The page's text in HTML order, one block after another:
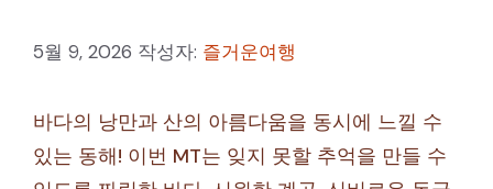
5월 9, 2026 작성자: 즐거운여행
바다의 낭만과 산의 아름다움을 동시에 느낄 수
있는 동해! 이번 MT는 잊지 못할 추억을 만들 수